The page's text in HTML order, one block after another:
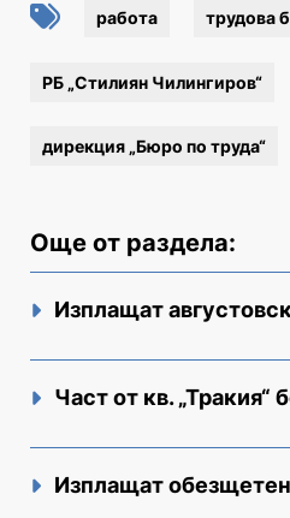
работа трудова
РБ „Стилиян Чилингиров“
дирекция „Бюро по труда“
Още от раздела:
Изплащат
Част от кв. „Тракия“
Изплащат